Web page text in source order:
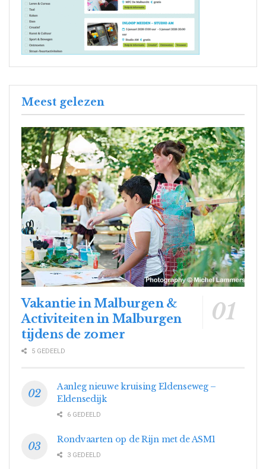
Meest gelezen
Vakantie in Malburgen &
Activiteiten in Malburgen
tijdens de zomer
5 GEDEELD
Aanleg nieuwe kruising Eldenseweg –
Eldensedijk
6 GEDEELD
Rondvaarten op de Rijn met de ASM1
3 GEDEELD